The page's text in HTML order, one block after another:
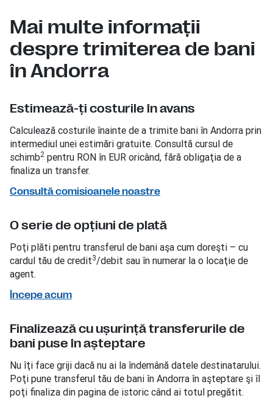
Mai multe informaţii
despre trimiterea de bani
în Andorra
Estimează-ţi costurile în avans
Calculează costurile înainte de a trimite bani în Andorra prin
intermediul unei estimări gratuite. Consultă cursul de
schimb2 pentru RON în EUR oricând, fără obligaţia de a
finaliza un transfer.
Consultă comisioanele noastre
O serie de opţiuni de plată
Poţi plăti pentru transferul de bani aşa cum doreşti – cu
cardul tău de credit3/debit sau în numerar la o locaţie de
agent.
Începe acum
Finalizează cu uşurinţă transferurile de
bani puse în aşteptare
Nu îţi face griji dacă nu ai la îndemână datele destinatarului.
Poţi pune transferul tău de bani în Andorra în aşteptare şi îl
poţi finaliza din pagina de istoric când ai totul pregătit.